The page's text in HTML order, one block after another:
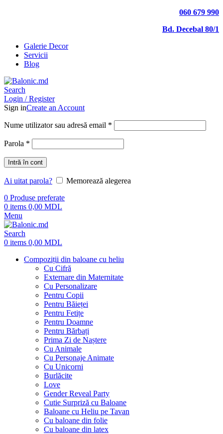
060 679 990
Bd. Decebal 80/1
Galerie Decor
Servicii
Blog
Search
Login / Register
Sign inCreate an Account
Nume utilizator sau adresă email *
Parola *
Intră în cont
Ai uitat parola?
Memorează alegerea
0 Produse preferate
0 items 0,00 MDL
Menu
Search
0 items 0,00 MDL
Compoziții din baloane cu heliu
Cu Cifră
Externare din Maternitate
Cu Personalizare
Pentru Copii
Pentru Băieței
Pentru Fetițe
Pentru Doamne
Pentru Bărbați
Prima Zi de Naștere
Cu Animale
Cu Personaje Animate
Cu Unicorni
Burlăcite
Love
Gender Reveal Party
Cutie Surpriză cu Baloane
Baloane cu Heliu pe Tavan
Cu baloane din folie
Cu baloane din latex